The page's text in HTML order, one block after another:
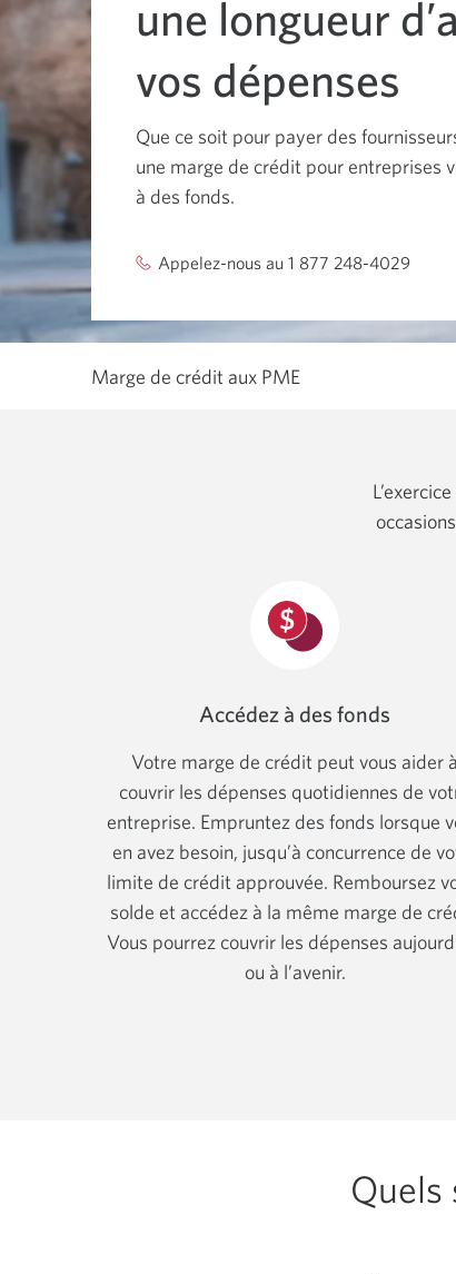
barre
d'espacement
pour
parmi
ou
sous-
La
touche
pour
fermer
un
sous-
une longueur
vos dépenses
Que ce soit pour payer des
une marge de crédit pour entreprises
à des fonds.
Appelez-nous au 1 877 248-4029
Marge de crédit aux PME
Accédez à des fonds
Votre marge de crédit peut vous aider à
couvrir les dépenses quotidiennes de
entreprise. Empruntez des fonds lorsque
en avez besoin, jusqu’à concurrence de
limite de crédit approuvée. Remboursez
solde et accédez à la même marge de
Vous pourrez couvrir les dépenses
ou à l’avenir.
Quels